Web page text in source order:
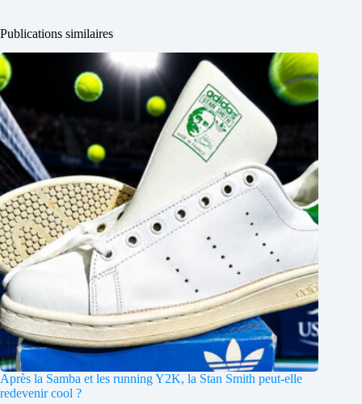
Publications similaires
Après la Samba et les running Y2K, la Stan Smith peut-elle
redevenir cool ?